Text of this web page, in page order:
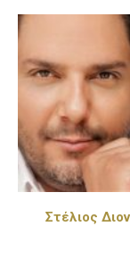
Στέλιος